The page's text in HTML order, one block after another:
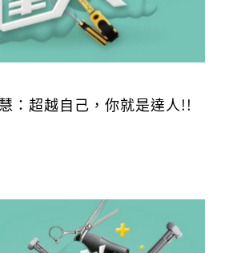
：超越自己，你就是達人!!